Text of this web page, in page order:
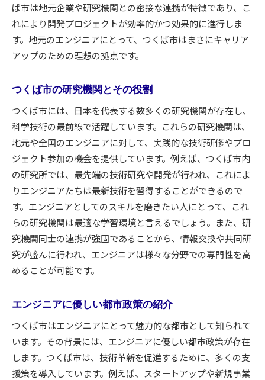
ば市は地元企業や研究機関との密接な連携が特徴であり、こ
れにより開発プロジェクトが効率的かつ効果的に進行しま
す。地元のエンジニアにとって、つくば市はまさにキャリア
アップのための理想の拠点です。
つくば市の研究機関とその役割
つくば市には、日本を代表する数多くの研究機関が存在し、
科学技術の最前線で活躍しています。これらの研究機関は、
地元や全国のエンジニアに対して、実践的な技術研修やプロ
ジェクト参加の機会を提供しています。例えば、つくば市内
の研究所では、最先端の技術研究や開発が行われ、これによ
りエンジニアたちは最新技術を習得することができるので
す。エンジニアとしてのスキルを磨きたい人にとって、これ
らの研究機関は最適な学習環境と言えるでしょう。また、研
究機関同士の連携が強固であることから、情報交換や共同研
究が盛んに行われ、エンジニアは様々な分野での専門性を高
めることが可能です。
エンジニアに優しい都市政策の紹介
つくば市はエンジニアにとって魅力的な都市として知られて
います。その背景には、エンジニアに優しい都市政策が存在
します。つくば市は、技術革新を促進するために、多くの支
援策を導入しています。例えば、スタートアップや新規事業